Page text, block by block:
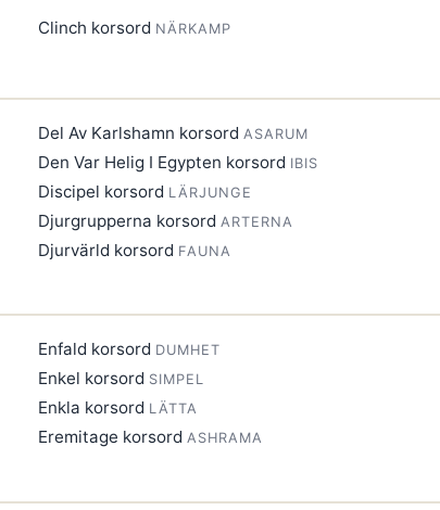
Clinch korsord NÄRKAMP
Del Av Karlshamn korsord ASARUM
Den Var Helig I Egypten korsord IBIS
Discipel korsord LÄRJUNGE
Djurgrupperna korsord ARTERNA
Djurvärld korsord FAUNA
Enfald korsord DUMHET
Enkel korsord SIMPEL
Enkla korsord LÄTTA
Eremitage korsord ASHRAMA